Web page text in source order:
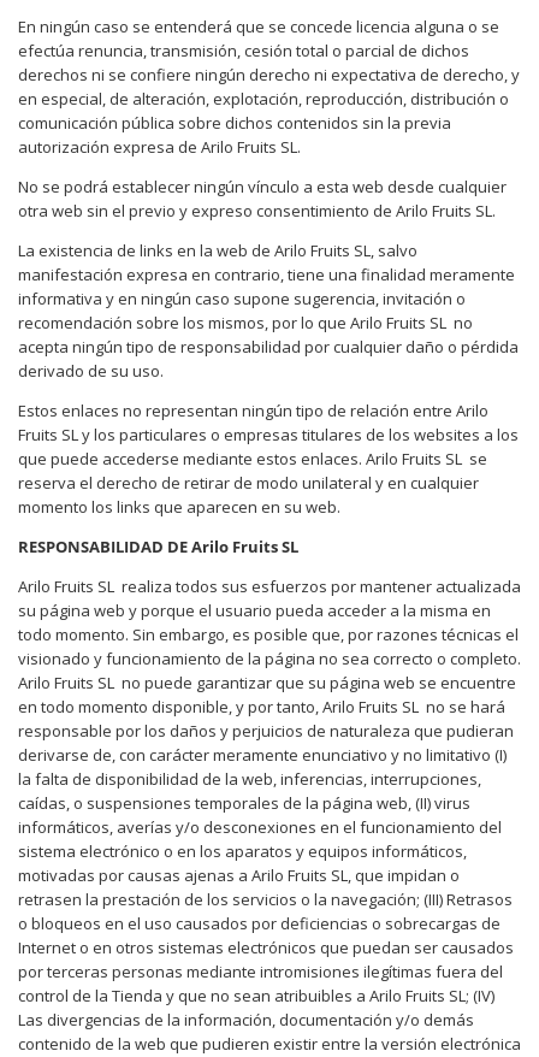
En ningún caso se entenderá que se concede licencia alguna o se
efectúa renuncia, transmisión, cesión total o parcial de dichos
derechos ni se confiere ningún derecho ni expectativa de derecho, y
en especial, de alteración, explotación, reproducción, distribución o
comunicación pública sobre dichos contenidos sin la previa
autorización expresa de Arilo Fruits SL.
No se podrá establecer ningún vínculo a esta web desde cualquier
otra web sin el previo y expreso consentimiento de Arilo Fruits SL.
La existencia de links en la web de Arilo Fruits SL, salvo
manifestación expresa en contrario, tiene una finalidad meramente
informativa y en ningún caso supone sugerencia, invitación o
recomendación sobre los mismos, por lo que Arilo Fruits SL no
acepta ningún tipo de responsabilidad por cualquier daño o pérdida
derivado de su uso.
Estos enlaces no representan ningún tipo de relación entre Arilo
Fruits SL y los particulares o empresas titulares de los websites a los
que puede accederse mediante estos enlaces. Arilo Fruits SL se
reserva el derecho de retirar de modo unilateral y en cualquier
momento los links que aparecen en su web.
RESPONSABILIDAD DE Arilo Fruits SL
Arilo Fruits SL realiza todos sus esfuerzos por mantener actualizada
su página web y porque el usuario pueda acceder a la misma en
todo momento. Sin embargo, es posible que, por razones técnicas el
visionado y funcionamiento de la página no sea correcto o completo.
Arilo Fruits SL no puede garantizar que su página web se encuentre
en todo momento disponible, y por tanto, Arilo Fruits SL no se hará
responsable por los daños y perjuicios de naturaleza que pudieran
derivarse de, con carácter meramente enunciativo y no limitativo (I)
la falta de disponibilidad de la web, inferencias, interrupciones,
caídas, o suspensiones temporales de la página web, (II) virus
informáticos, averías y/o desconexiones en el funcionamiento del
sistema electrónico o en los aparatos y equipos informáticos,
motivadas por causas ajenas a Arilo Fruits SL, que impidan o
retrasen la prestación de los servicios o la navegación; (III) Retrasos
o bloqueos en el uso causados por deficiencias o sobrecargas de
Internet o en otros sistemas electrónicos que puedan ser causados
por terceras personas mediante intromisiones ilegítimas fuera del
control de la Tienda y que no sean atribuibles a Arilo Fruits SL; (IV)
Las divergencias de la información, documentación y/o demás
contenido de la web que pudieren existir entre la versión electrónica